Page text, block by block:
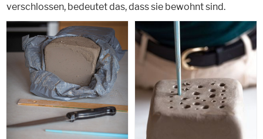
verschlossen, bedeutet das, dass sie bewohnt sind.